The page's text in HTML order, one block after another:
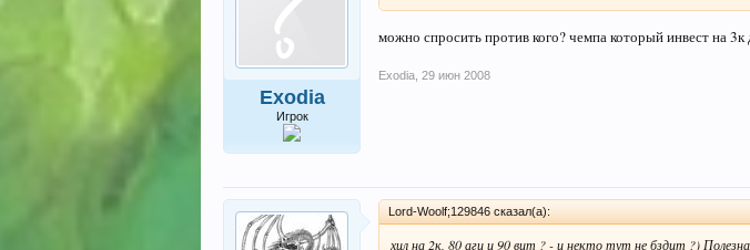
Exodia
Игрок
можно спросить против кого? чемпа который инвест на 3к
Exodia 29 июн 2008
Lord-Woolf;129846 сказал(а):
хил на 2к, 80 аги и 90 вит ? - и некто тут не бздит ?)